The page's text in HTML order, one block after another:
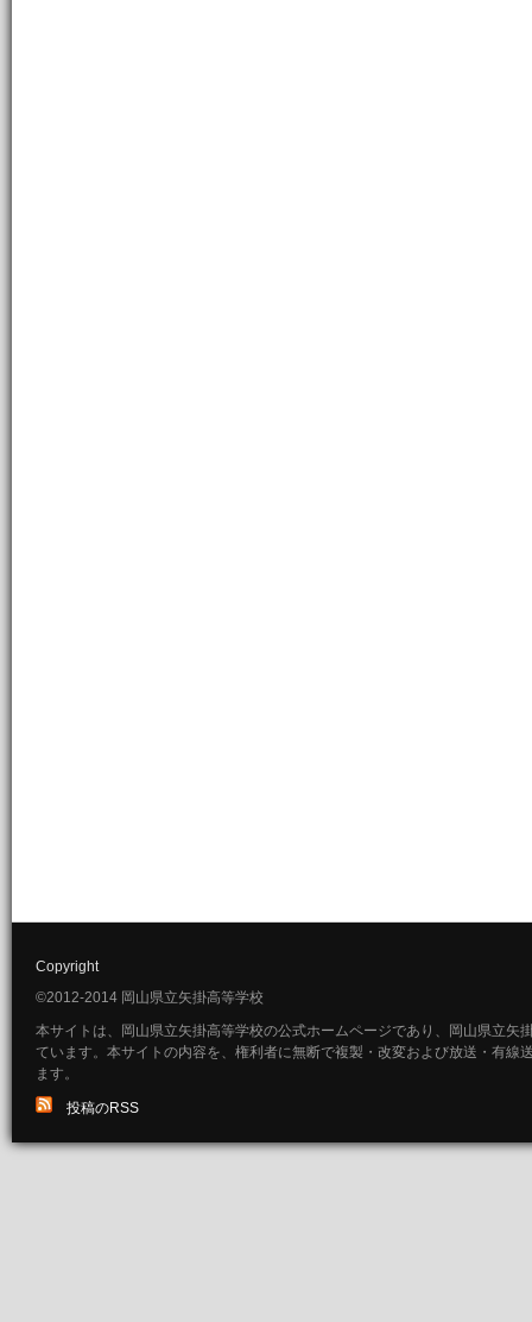
Copyright
©2012-2014 岡山県立矢掛高等学校
本サイトは、岡山県立矢掛高等学校の公式ホームページであり、岡山県立矢
ています。本サイトの内容を、権利者に無断で複製・改変および放送・有線
ます。
投稿のRSS